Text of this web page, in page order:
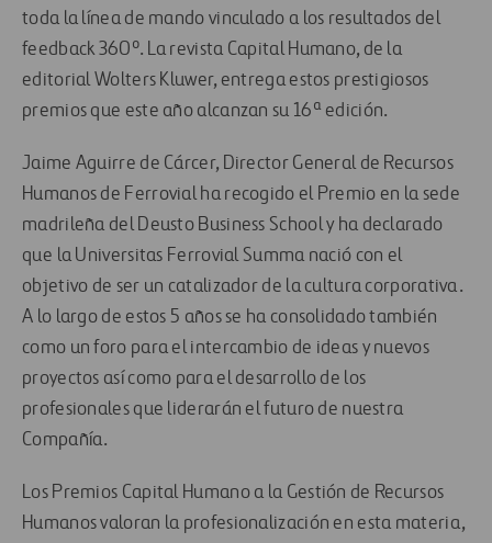
toda la línea de mando vinculado a los resultados del
feedback 360º. La revista Capital Humano, de la
editorial Wolters Kluwer, entrega estos prestigiosos
premios que este año alcanzan su 16ª edición.
Jaime Aguirre de Cárcer, Director General de Recursos
Humanos de Ferrovial ha recogido el Premio en la sede
madrileña del Deusto Business School y ha declarado
que la Universitas Ferrovial Summa nació con el
objetivo de ser un catalizador de la cultura corporativa.
A lo largo de estos 5 años se ha consolidado también
como un foro para el intercambio de ideas y nuevos
proyectos así como para el desarrollo de los
profesionales que liderarán el futuro de nuestra
Compañía.
Los Premios Capital Humano a la Gestión de Recursos
Humanos valoran la profesionalización en esta materia,